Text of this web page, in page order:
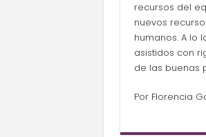
recursos del
nuevos
humanos. A lo
asistidos con
de las buenas
Por Florencia